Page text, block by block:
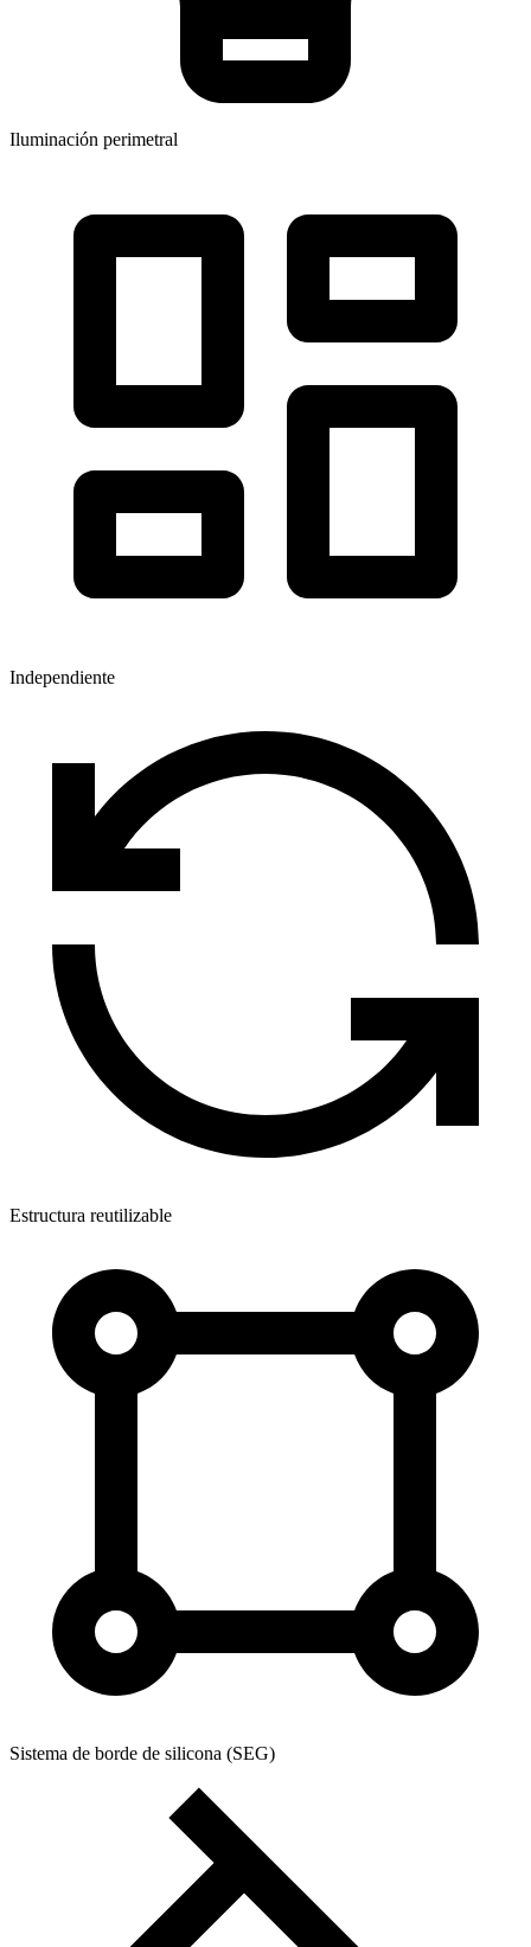
Iluminación perimetral
Independiente
Estructura reutilizable
Sistema de borde de silicona (SEG)